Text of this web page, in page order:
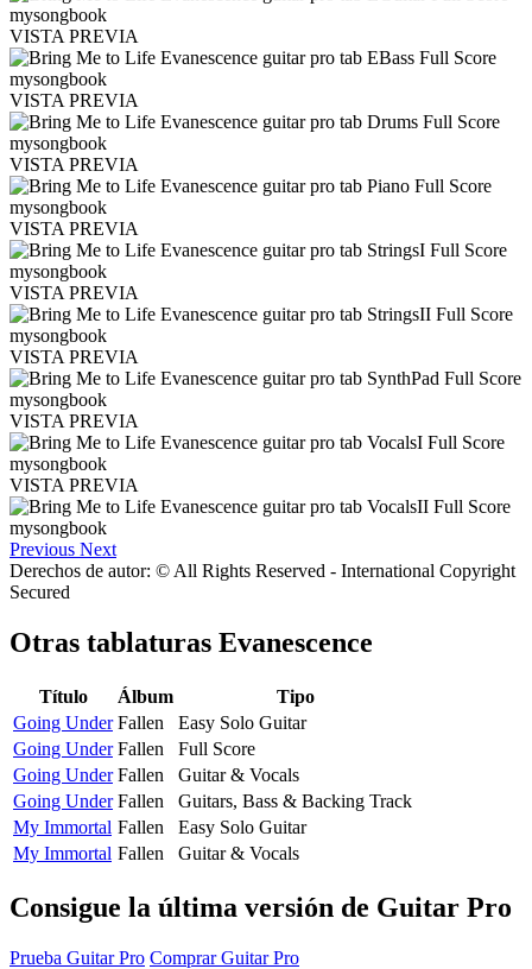
VISTA PREVIA
VISTA PREVIA
VISTA PREVIA
VISTA PREVIA
VISTA PREVIA
VISTA PREVIA
VISTA PREVIA
VISTA PREVIA
Previous Next
Derechos de autor: © All Rights Reserved - International Copyright
Secured
Otras tablaturas Evanescence
Título Álbum
Tipo
Going Under Fallen
Easy Solo Guitar
Going Under Fallen
Full Score
Going Under Fallen
Guitar & Vocals
Going Under Fallen
Guitars, Bass & Backing Track
My Immortal Fallen
Easy Solo Guitar
My Immortal Fallen Guitar & Vocals
Consigue la última versión de Guitar Pro
Prueba Guitar Pro Comprar Guitar Pro